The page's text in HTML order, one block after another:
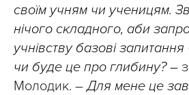
своїм учням чи ученицям.
нічого складного, аби
учнівству базові
чи буде це про глибину? –
Молодик. –Для мене це